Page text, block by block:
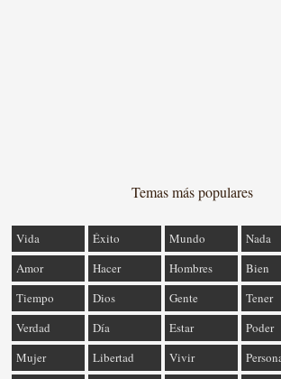
Temas más populares
Vida Éxito Mundo
Nada
Amor
Hacer Hombres
Bien
Tiempo
Dios Gente
Tener
Verdad
Día Estar
Poder
Mujer
Libertad Vivir